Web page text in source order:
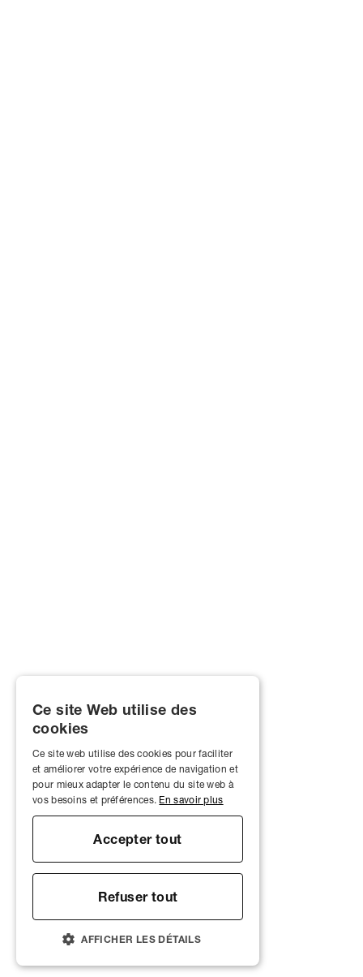
Ce site Web utilise des
cookies
Ce site web utilise des cookies pour faciliter
et améliorer votre expérience de navigation et
pour mieux adapter le contenu du site web à
vos besoins et préférences. En savoir plus
Accepter tout
Refuser tout
AFFICHER LES DÉTAILS